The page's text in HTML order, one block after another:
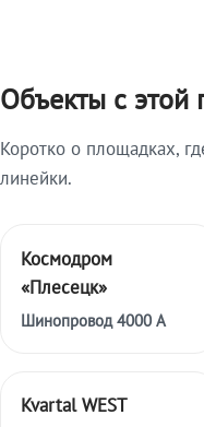
Объекты с этой
Коротко о площадках,
линейки.
Космодром
«Плесецк»
Шинопровод 4000 А
Kvartal WEST